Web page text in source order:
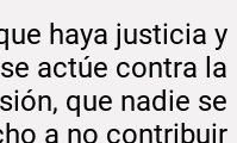
haya justicia y
actúe contra la
que nadie se
a no contribuir